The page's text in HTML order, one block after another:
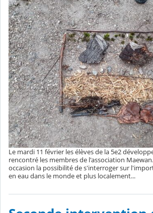
Le mardi 11 février les élèves de la 5e2
rencontré les membres de l'association
occasion la possibilité de s'interroger sur
en eau dans le monde et plus localement...